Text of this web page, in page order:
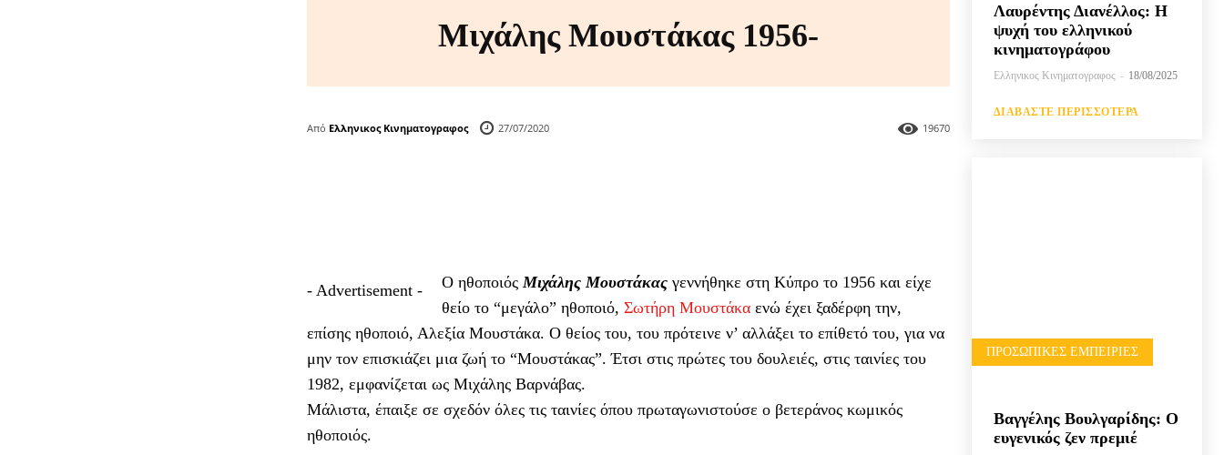
Μιχάλης Μουστάκας 1956-
Από Ελληνικος Κινηματογραφος 27/07/2020 19670
- Advertisement - Ο ηθοποιόςΜιχάλης Μουστάκαςγεννήθηκε στη Κύπρο το 1956 και είχε
θείο το “μεγάλο” ηθοποιό, Σωτήρη Μουστάκαενώ έχει ξαδέρφη την,
επίσης ηθοποιό, Αλεξία Μουστάκα. Ο θείος του, του πρότεινε ν’ αλλάξει το επίθετό του, για να
μην τον επισκιάζει μια ζωή το “Μουστάκας”. Έτσι στις πρώτες του δουλειές, στις ταινίες του
1982, εμφανίζεται ως Μιχάλης Βαρνάβας.
Μάλιστα, έπαιξε σε σχεδόν όλες τις ταινίες όπου πρωταγωνιστούσε ο βετεράνος κωμικός
ηθοποιός.
Λαυρέντης Διανέλλος: Η
ψυχή του ελληνικού
κινηματογράφου
Ελληνικος Κινηματογραφος - 18/08/2025
ΔΙΑΒΆΣΤΕ ΠΕΡΙΣΣΌΤΕΡΑ
ΠΡΟΣΩΠΙΚΈΣ ΕΜΠΕΙΡΊΕΣ
Βαγγέλης Βουλγαρίδης: Ο
ευγενικός ζεν πρεμιέ